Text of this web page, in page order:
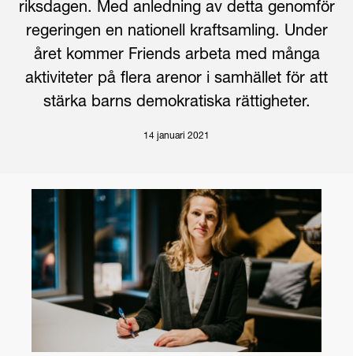
riksdagen. Med anledning av detta genomför
regeringen en nationell kraftsamling. Under
året kommer Friends arbeta med många
aktiviteter på flera arenor i samhället för att
stärka barns demokratiska rättigheter.
14 januari 2021